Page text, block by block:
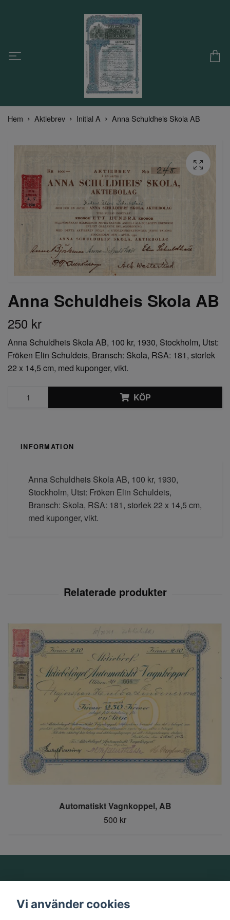
Hem Aktiebrev Initial A Anna Schuldheis Skola AB
Anna Schuldheis Skola AB
250 kr
Anna Schuldheis Skola AB, 100 kr, 1930, Stockholm, Utst:
Fröken Elin Schuldeis, Bransch: Skola, RSA: 181, storlek
22 x 14,5 cm, med kuponger, vikt.
KÖP
INFORMATION
Anna Schuldheis Skola AB, 100 kr, 1930,
Stockholm, Utst: Fröken Elin Schuldeis,
Bransch: Skola, RSA: 181, storlek 22 x 14,5 cm,
med kuponger, vikt.
Automatiskt Vagnkoppel, AB
500 kr
Vi använder cookies